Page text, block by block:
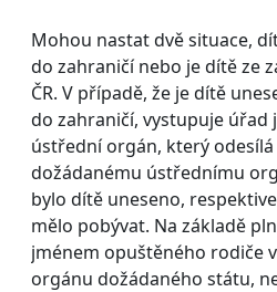
Mohou nastat dvě situace,
do zahraničí nebo je dítě ze
ČR. V případě, že je dítě
do zahraničí, vystupuje úřad
ústřední orgán, který
dožádanému ústřednímu
bylo dítě uneseno,
mělo pobývat. Na základě
jménem opuštěného rodiče
orgánu dožádaného státu,